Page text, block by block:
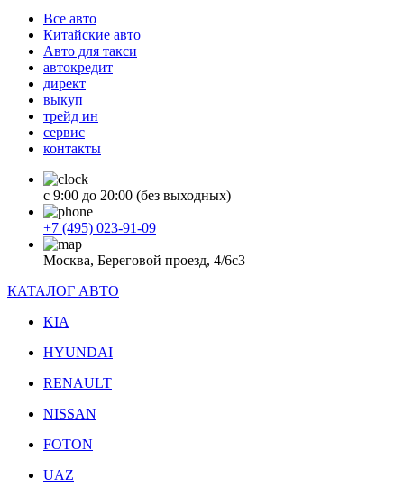
Все авто
Китайские авто
Авто для такси
автокредит
директ
выкуп
трейд ин
сервис
контакты
с 9:00 до 20:00 (без выходных)
+7 (495) 023-91-09
Москва, Береговой проезд, 4/6с3
КАТАЛОГ АВТО
KIA
HYUNDAI
RENAULT
NISSAN
FOTON
UAZ